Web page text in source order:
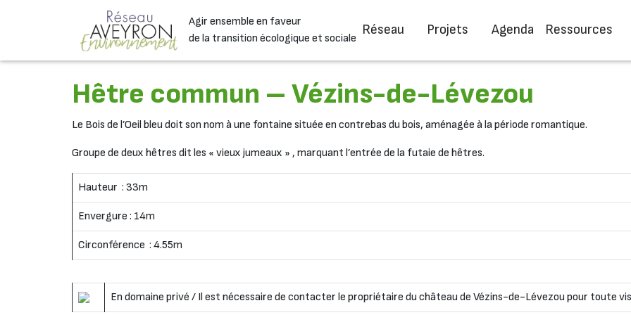
Navigation principale
Agir ensemble en faveur
de la transition écologique et sociale
Réseau Projets Agenda Ressources
Hêtre commun – Vézins-de-Lévezou
Le Bois de l’Oeil bleu doit son nom à une fontaine située en contrebas du bois, aménagée à la période romantique.
Groupe de deux hêtres dit les « vieux jumeaux » , marquant l’entrée de la futaie de hêtres.
Hauteur : 33m
Envergure : 14m
Circonférence : 4.55m
En domaine privé / Il est nécessaire de contacter le propriétaire du château de Vézins-de-Lévezou pour toute